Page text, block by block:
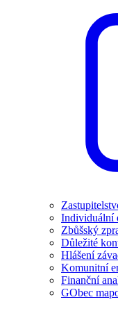
Individuální
Zbůšský
Důležité
Hlášení
Komunitní
Finanční
GObec